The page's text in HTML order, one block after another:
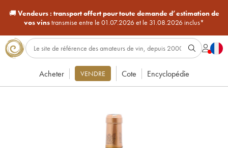
🚚Vendeurs : transport offert pour toute demande d’estimation de
vos vinstransmise entre le 01.07.2026 et le 31.08.2026 inclus*
Acheter VENDRE Cote Encyclopédie